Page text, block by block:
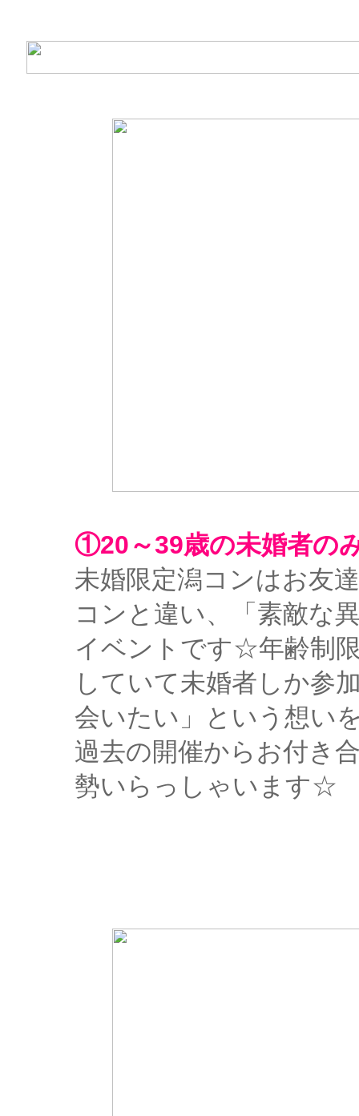
①20～39歳の未婚者の
未婚限定潟コンはお友
コンと違い、「素敵な
イベントです☆年齢制
していて未婚者しか参
会いたい」という想い
過去の開催からお付き
勢いらっしゃいます☆